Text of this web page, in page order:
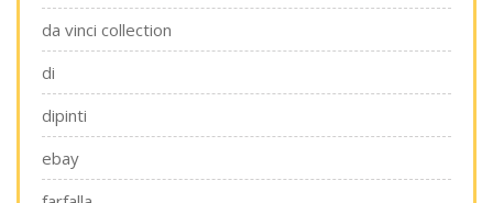
da vinci collection
di
dipinti
ebay